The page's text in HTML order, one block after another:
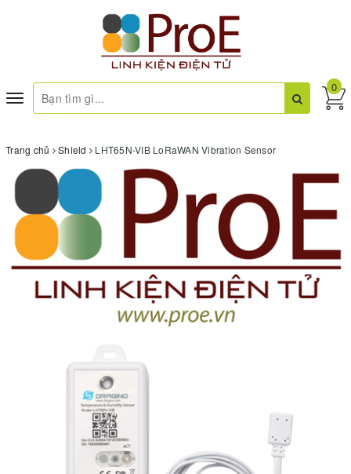
Toggle
navigation
0
Trang chủ Shield LHT65N-VIB LoRaWAN Vibration Sensor